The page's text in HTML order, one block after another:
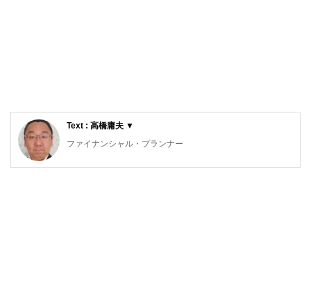
Text : 高橋庸夫 ▼
ファイナンシャル・プランナー
住宅ローンアドバイザー ,宅地建物取引士, マンション管理